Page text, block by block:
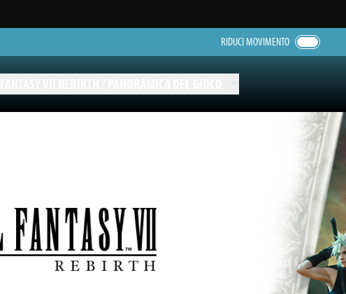
RIDUCI MOVIMENTO